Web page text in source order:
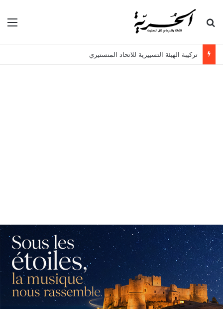
بحث عن
تركيبة الهيئة التسييرية للاتحاد المنستيري